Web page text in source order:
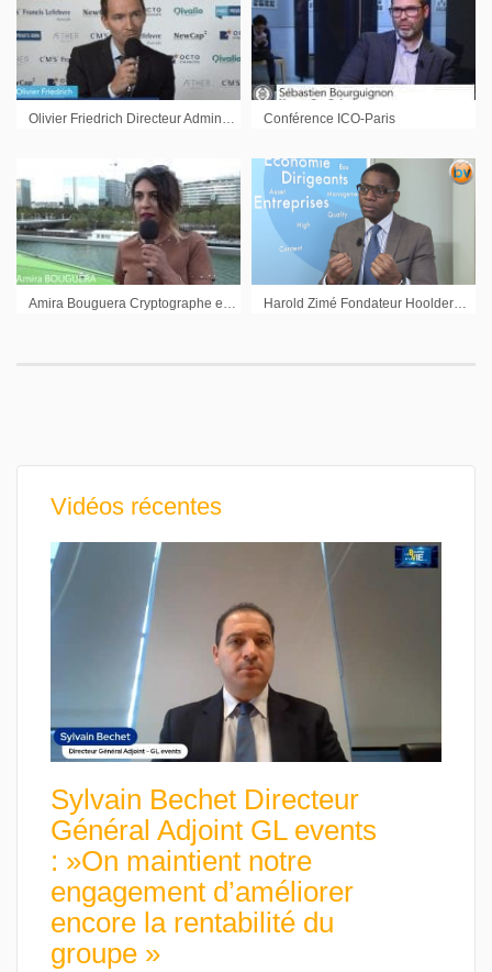
Olivier Friedrich Directeur Administratif et Financier Française de l’Énergie Conférence ICO-Paris
Vidéos récentes
Sylvain Bechet Directeur
Général Adjoint GL events
: »On maintient notre
engagement d’améliorer
encore la rentabilité du
groupe »